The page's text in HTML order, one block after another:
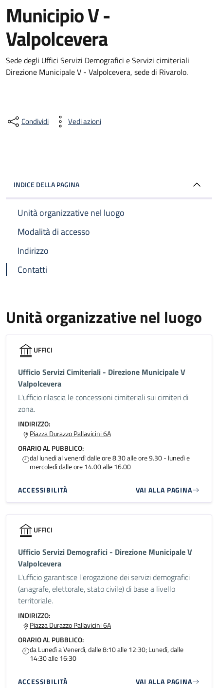
Municipio V -
Valpolcevera
Sede degli Uffici Servizi Demografici e Servizi cimiteriali
Direzione Municipale V - Valpolcevera, sede di Rivarolo.
Condividi Vedi azioni
INDICE DELLA PAGINA
Unità organizzative nel luogo
Modalità di accesso
Indirizzo
Contatti
Unità organizzative nel luogo
UFFICI
Ufficio Servizi Cimiteriali - Direzione Municipale V
Valpolcevera
L'ufficio rilascia le concessioni cimiteriali sui cimiteri di
zona.
INDIRIZZO:
Piazza Durazzo Pallavicini 6A
ORARIO AL PUBBLICO:
dal lunedì al venerdì dalle ore 8.30 alle ore 9.30 - lunedì e
mercoledì dalle ore 14.00 alle 16.00
ACCESSIBILITÀ VAI ALLA PAGINA
UFFICI
Ufficio Servizi Demografici - Direzione Municipale V
Valpolcevera
L'ufficio garantisce l'erogazione dei servizi demografici
(anagrafe, elettorale, stato civile) di base a livello
territoriale.
INDIRIZZO:
Piazza Durazzo Pallavicini 6A
ORARIO AL PUBBLICO:
da Lunedì a Venerdì, dalle 8:10 alle 12:30; Lunedì, dalle
14:30 alle 16:30
ACCESSIBILITÀ VAI ALLA PAGINA